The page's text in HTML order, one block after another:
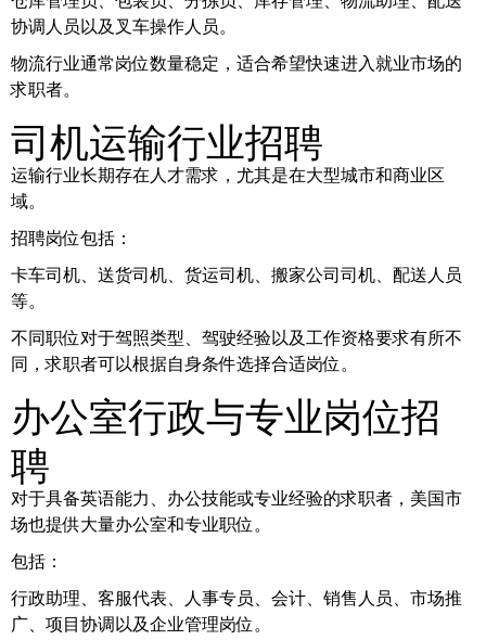
协调人员以及叉车操作人员。
物流行业通常岗位数量稳定，适合希望快速进入就业市场的
求职者。
司机运输行业招聘
运输行业长期存在人才需求，尤其是在大型城市和商业区
域。
招聘岗位包括：
卡车司机、送货司机、货运司机、搬家公司司机、配送人员
等。
不同职位对于驾照类型、驾驶经验以及工作资格要求有所不
同，求职者可以根据自身条件选择合适岗位。
办公室行政与专业岗位招
聘
对于具备英语能力、办公技能或专业经验的求职者，美国市
场也提供大量办公室和专业职位。
包括：
行政助理、客服代表、人事专员、会计、销售人员、市场推
广、项目协调以及企业管理岗位。